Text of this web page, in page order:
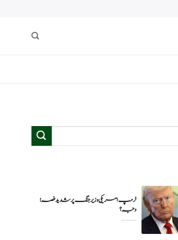
ٹرمپ امریکی وزیر جنگ پر شدید غصہ؛
وجہ ؟